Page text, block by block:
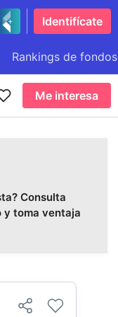
Identifícate
Rankings de fondos
Me interesa
Consulta
y toma ventaja